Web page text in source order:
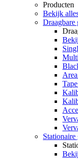
Producten
Bekijk
Draagbare
Stationaire